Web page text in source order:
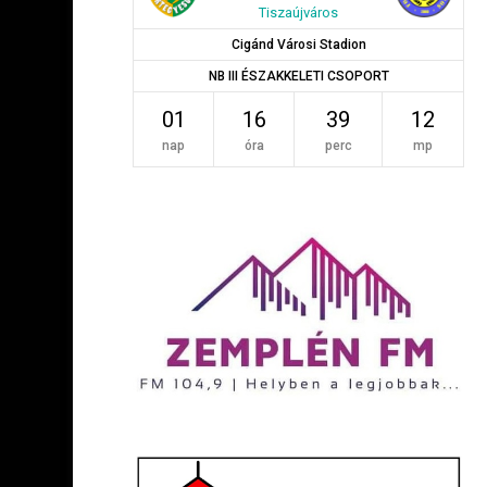
Tiszaújváros
Cigánd Városi Stadion
NB III ÉSZAKKELETI CSOPORT
01
nap
16
óra
39
perc
11
mp